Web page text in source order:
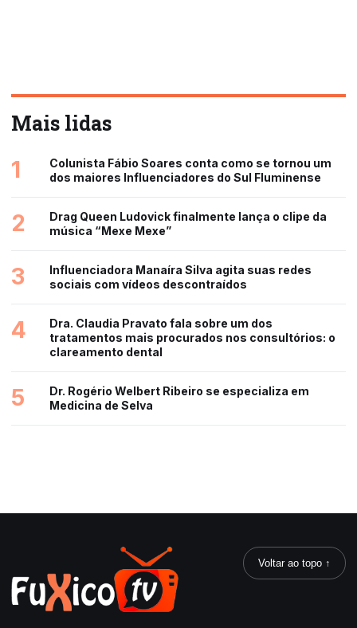
Mais lidas
1
Colunista Fábio Soares conta como se tornou um
dos maiores Influenciadores do Sul Fluminense
2
Drag Queen Ludovick finalmente lança o clipe da
música “Mexe Mexe”
3
Influenciadora Manaíra Silva agita suas redes
sociais com vídeos descontraídos
4
Dra. Claudia Pravato fala sobre um dos
tratamentos mais procurados nos consultórios: o
clareamento dental
5
Dr. Rogério Welbert Ribeiro se especializa em
Medicina de Selva
Voltar ao topo ↑